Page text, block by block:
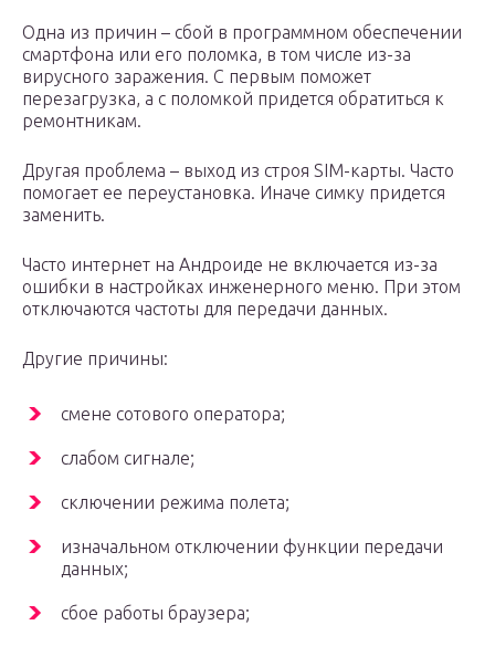
Одна из причин – сбой в программном обеспечении
смартфона или его поломка, в том числе из-за
вирусного заражения. С первым поможет
перезагрузка, а с поломкой придется обратиться к
ремонтникам.
Другая проблема – выход из строя SIM-карты. Часто
помогает ее переустановка. Иначе симку придется
заменить.
Часто интернет на Андроиде не включается из-за
ошибки в настройках инженерного меню. При этом
отключаются частоты для передачи данных.
Другие причины:
смене сотового оператора;
слабом сигнале;
сключении режима полета;
изначальном отключении функции передачи
данных;
сбое работы браузера;